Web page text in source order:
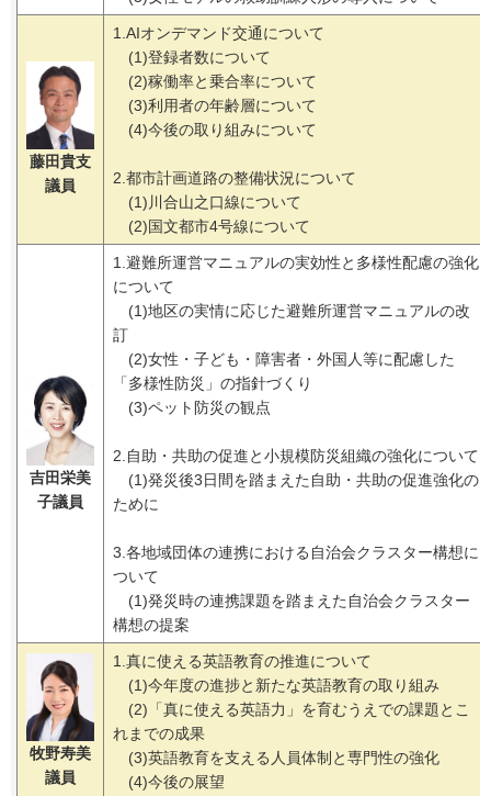
藤田貴支
議員
1.AIオンデマンド交通について
(1)登録者数について
(2)稼働率と乗合率について
(3)利用者の年齢層について
(4)今後の取り組みについて
2.都市計画道路の整備状況について
(1)川合山之口線について
(2)国文都市4号線について
吉田栄美
子議員
1.避難所運営マニュアルの実効性と多様性配慮の強化
について
(1)地区の実情に応じた避難所運営マニュアルの改
訂
(2)女性・子ども・障害者・外国人等に配慮した
「多様性防災」の指針づくり
(3)ペット防災の観点
2.自助・共助の促進と小規模防災組織の強化について
(1)発災後3日間を踏まえた自助・共助の促進強化の
ために
3.各地域団体の連携における自治会クラスター構想に
ついて
(1)発災時の連携課題を踏まえた自治会クラスター
構想の提案
牧野寿美
議員
1.真に使える英語教育の推進について
(1)今年度の進捗と新たな英語教育の取り組み
(2)「真に使える英語力」を育むうえでの課題とこ
れまでの成果
(3)英語教育を支える人員体制と専門性の強化
(4)今後の展望